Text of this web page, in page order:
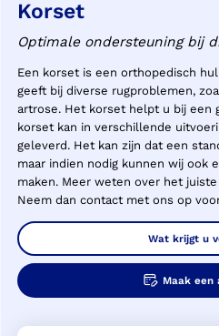
Korset
Optimale ondersteuning bij
Een korset is een orthopedisch
geeft bij diverse rugproblemen,
artrose. Het korset helpt u bij een
korset kan in verschillende
geleverd. Het kan zijn dat een
maar indien nodig kunnen wij ook
maken. Meer weten over het
Neem dan contact met ons op
Wat krijgt u
Maak een